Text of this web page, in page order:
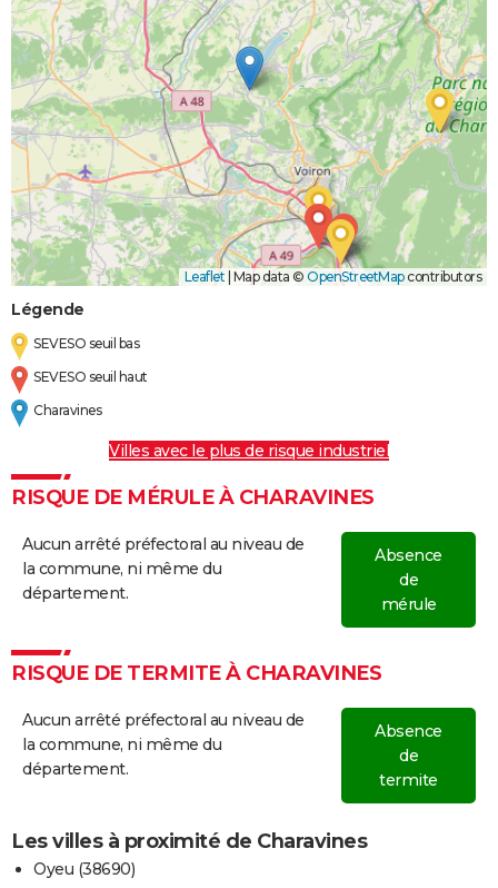
Leaflet Map data © OpenStreetMapcontributors
Légende
SEVESO seuil bas
SEVESO seuil haut
Charavines
Villes avec le plus de risque industriel
RISQUE DE MÉRULE À CHARAVINES
Aucun arrêté préfectoral au niveau de
la commune, ni même du
département.
Absence
de
mérule
RISQUE DE TERMITE À CHARAVINES
Aucun arrêté préfectoral au niveau de
la commune, ni même du
département.
Absence
de
termite
Les villes à proximité de Charavines
Oyeu (38690)